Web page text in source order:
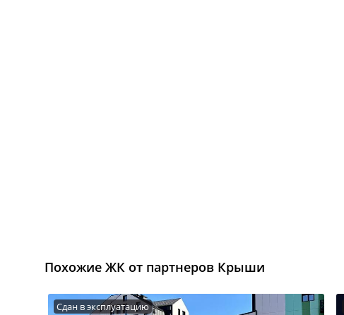
Похожие ЖК от партнеров Крыши
Сдан в эксплуатацию